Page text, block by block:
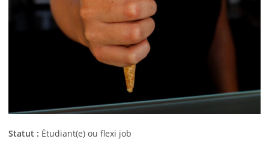
Statut : Étudiant(e) ou flexi job